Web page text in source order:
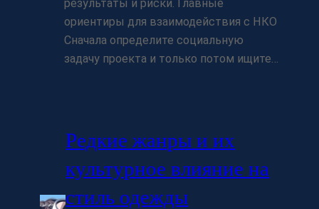
результаты и риски. Главные
ориентиры для взаимодействия с НКО
Сначала определите социальную
задачу проекта и только потом ищите…
Редкие жанры и их
культурное влияние на
стиль одежды